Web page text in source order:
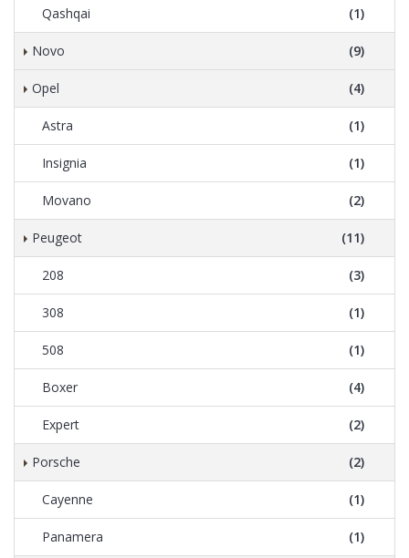
Qashqai (1)
Novo (9)
Opel (4)
Astra (1)
Insignia (1)
Movano (2)
Peugeot (11)
208 (3)
308 (1)
508 (1)
Boxer (4)
Expert (2)
Porsche (2)
Cayenne (1)
Panamera (1)